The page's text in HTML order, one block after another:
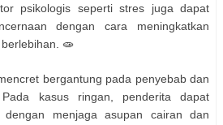
psikologis seperti stres juga dapat
dengan cara meningkatkan
🧫
bergantung pada penyebab dan
kasus ringan, penderita dapat
dengan menjaga asupan cairan dan